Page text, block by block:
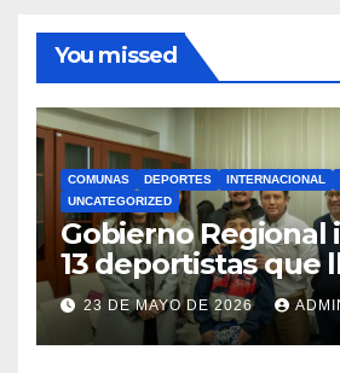
You missed
COMUNAS DEPORTES INTERNACIONAL
UNCATEGORIZED
Gobierno Regional
13 deportistas que
bandera maulina a
competencias
internacionales
23 DE MAYO DE 2026